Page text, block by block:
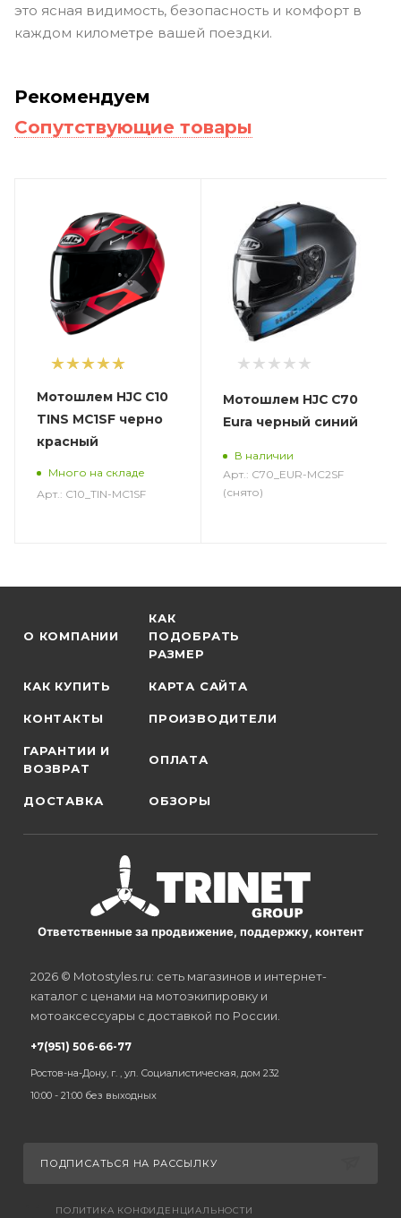
это ясная видимость, безопасность и комфорт в
каждом километре вашей поездки.
Рекомендуем
Сопутствующие товары
1
Мотошлем HJC C10
TINS MC1SF черно
красный
Много на складе
Арт.: C10_TIN-MC1SF
Мотошлем HJC C70
Eura черный синий
В наличии
Арт.: C70_EUR-MC2SF
(снято)
О КОМПАНИИ
КАК
ПОДОБРАТЬ
РАЗМЕР
КАК КУПИТЬ КАРТА САЙТА
КОНТАКТЫ ПРОИЗВОДИТЕЛИ
ГАРАНТИИ И
ВОЗВРАТ
ОПЛАТА
ДОСТАВКА ОБЗОРЫ
Ответственные за продвижение, поддержку, контент
2026 © Motostyles.ru: сеть магазинов и интернет-
каталог с ценами на мотоэкипировку и
мотоаксессуары с доставкой по России.
+7(951) 506-66-77
Ростов-на-Дону, г. , ул. Социалистическая, дом 232
10:00 - 21:00 без выходных
ПОДПИСАТЬСЯ НА РАССЫЛКУ
ПОЛИТИКА КОНФИДЕНЦИАЛЬНОСТИ